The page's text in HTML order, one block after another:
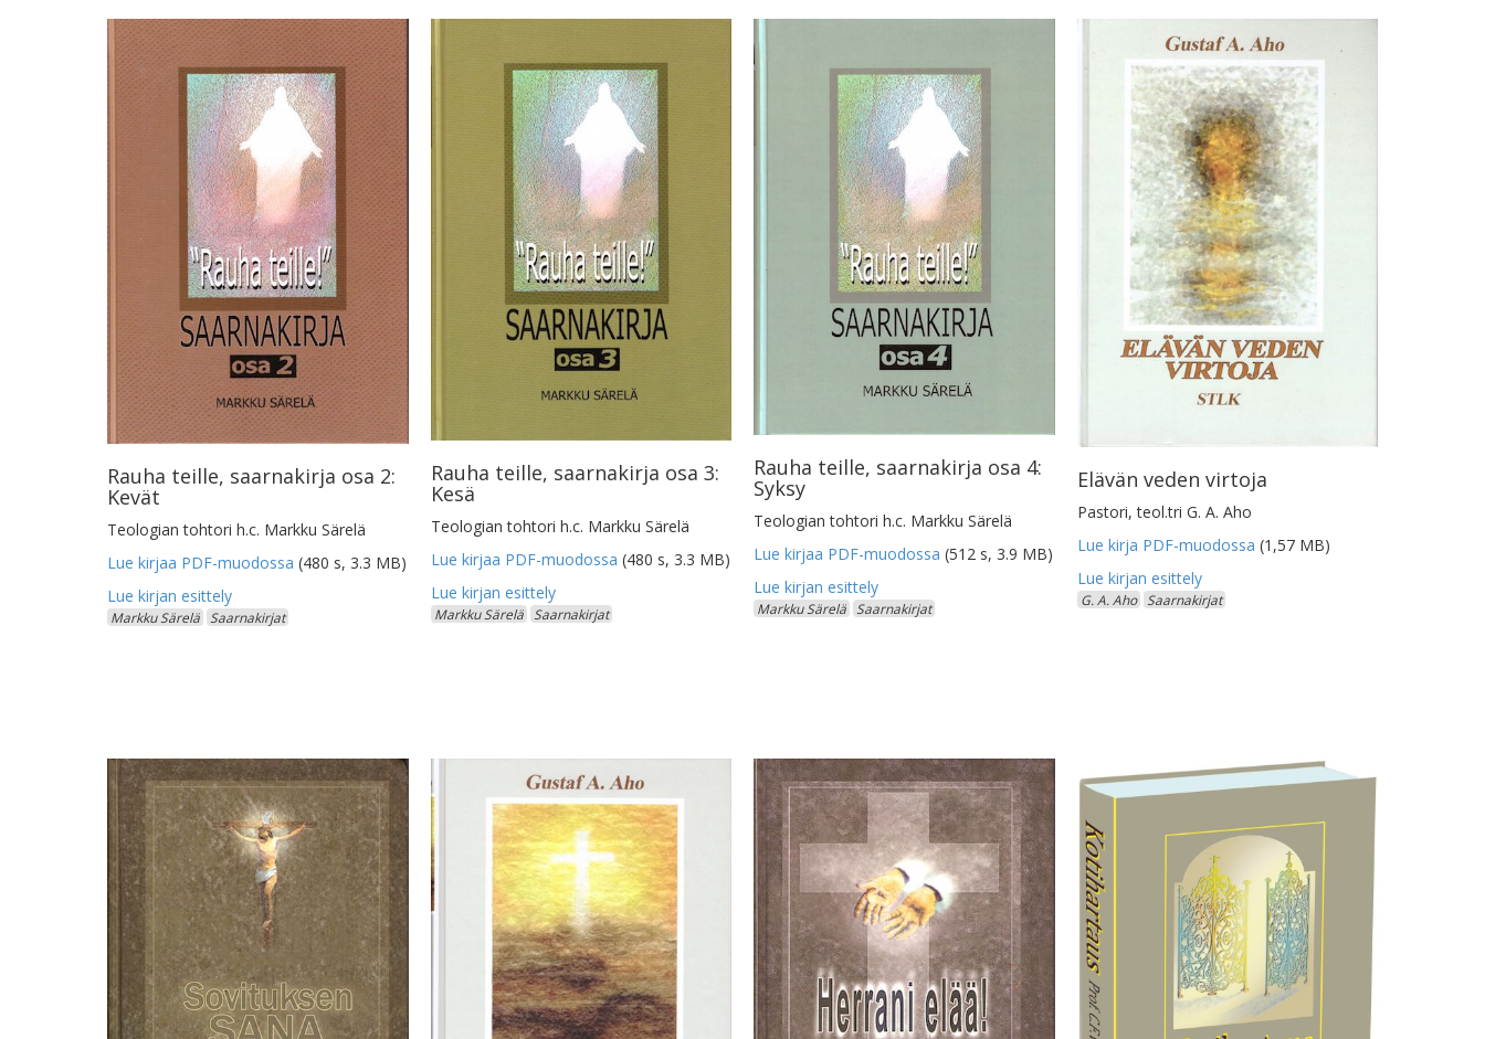
Rauha teille, saarnakirja osa 2:
Kevät
Teologian tohtori h.c. Markku Särelä
Lue kirjaa PDF-muodossa (480 s, 3.3 MB)
Markku Särelä Saarnakirjat
Rauha teille, saarnakirja osa 3:
Kesä
Teologian tohtori h.c. Markku Särelä
Lue kirjaa PDF-muodossa (480 s, 3.3 MB)
Markku Särelä Saarnakirjat
Rauha teille, saarnakirja osa 4:
Syksy
Teologian tohtori h.c. Markku Särelä
Lue kirjaa PDF-muodossa (512 s, 3.9 MB)
Markku Särelä Saarnakirjat
Elävän veden virtoja
Pastori, teol.tri G. A. Aho
Lue kirja PDF-muodossa (1,57 MB)
G. A. Aho Saarnakirjat